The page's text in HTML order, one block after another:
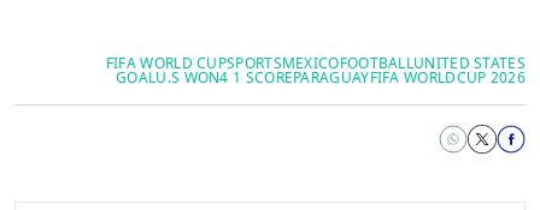
UNITED STATES
FOOTBALL
MEXICO
SPORTS
FIFA WORLD CUP
FIFA WORLDCUP 2026
PARAGUAY
4 1 SCORE
U.S WON
GOAL